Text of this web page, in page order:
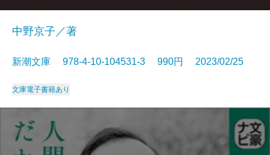
中野京子／著
新潮文庫 978-4-10-104531-3 990円 2023/02/25
文庫電子書籍あり